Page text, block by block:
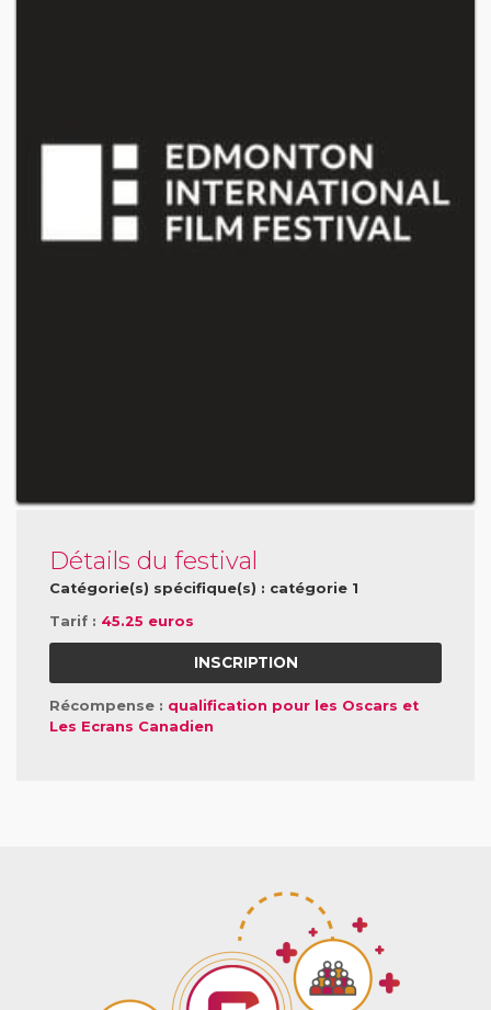
Détails du festival
Catégorie(s) spécifique(s) : catégorie 1
Tarif : 45.25 euros
INSCRIPTION
Récompense : qualification pour les Oscars et
Les Ecrans Canadien